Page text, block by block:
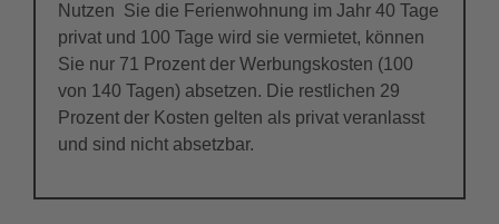
Nutzen Sie die Ferienwohnung im Jahr 40 Tage
privat und 100 Tage wird sie vermietet, können
Sie nur 71 Prozent der Werbungskosten (100
von 140 Tagen) absetzen. Die restlichen 29
Prozent der Kosten gelten als privat veranlasst
und sind nicht absetzbar.